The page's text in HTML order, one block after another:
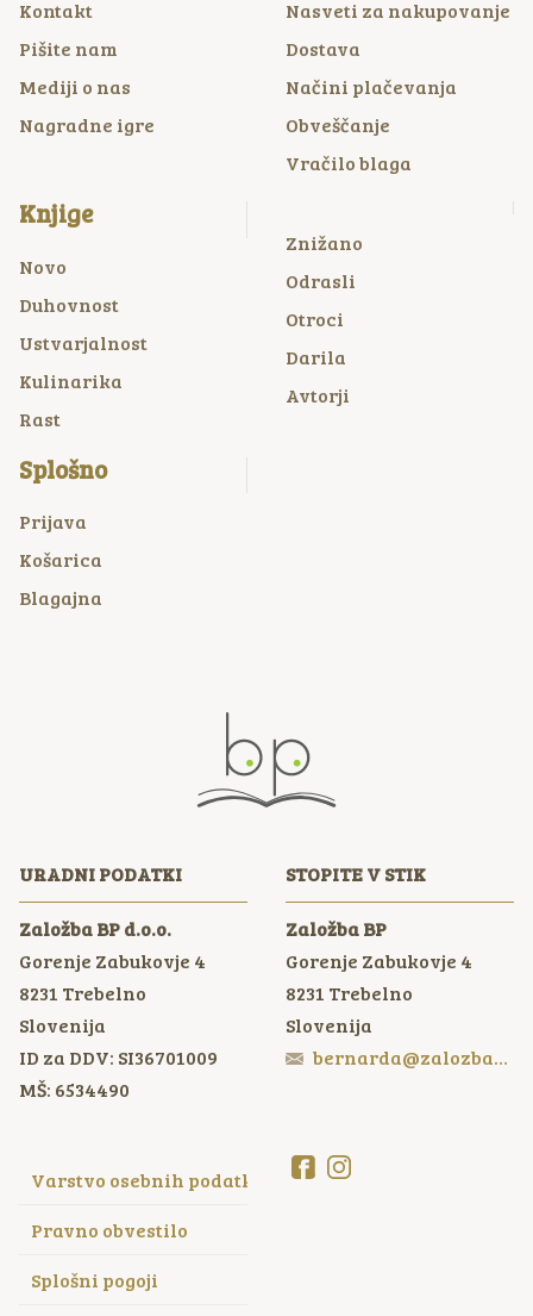
Kontakt
Pišite nam
Mediji o nas
Nagradne igre
Nasveti za nakupovanje
Dostava
Načini plačevanja
Obveščanje
Vračilo blaga
Knjige
Novo
Duhovnost
Ustvarjalnost
Kulinarika
Rast
Znižano
Odrasli
Otroci
Darila
Avtorji
Splošno
Prijava
Košarica
Blagajna
URADNI PODATKI
Založba BP d.o.o.
Gorenje Zabukovje 4
8231 Trebelno
Slovenija
ID za DDV: SI36701009
MŠ: 6534490
STOPITE V STIK
Založba BP
Gorenje Zabukovje 4
8231 Trebelno
Slovenija
bernarda@zalozbabp.si
Varstvo osebnih podatkov
Pravno obvestilo
Splošni pogoji